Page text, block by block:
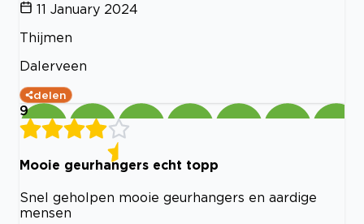
11 January 2024
Thijmen
Dalerveen
delen
9
Mooie geurhangers echt topp
Snel geholpen mooie geurhangers en aardige
mensen